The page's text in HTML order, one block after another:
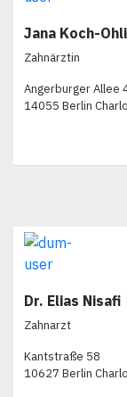
Jana Koch-
Zahnärztin
Angerburger Allee
14055 Berlin
Dr. Elias Nisafi
Zahnarzt
Kantstraße 58
10627 Berlin